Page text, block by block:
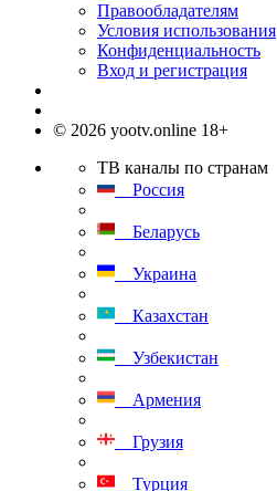
Правообладателям
Условия использования
Конфиденциальность
Вход и регистрация
© 2026 yootv.online 18+
ТВ каналы по странам
Россия
Беларусь
Украина
Казахстан
Узбекистан
Армения
Грузия
Турция